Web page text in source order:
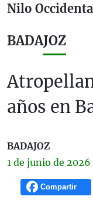
Nilo
BADAJOZ
años en
BADAJOZ
1 de junio de 2026
Compartir